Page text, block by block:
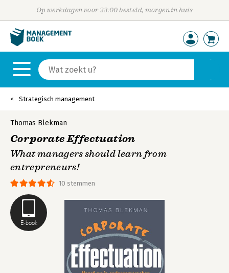
Op werkdagen voor 23:00 besteld, morgen in huis
Strategisch management
E-book
10 stemmen
Thomas Blekman
Corporate Effectuation
What managers should learn from
entrepreneurs!